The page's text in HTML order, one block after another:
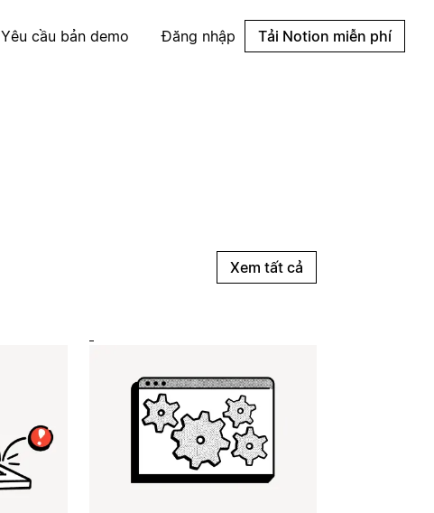
Yêu cầu bản demo Đăng nhập Tải Notion miễn phí
Xem tất cả